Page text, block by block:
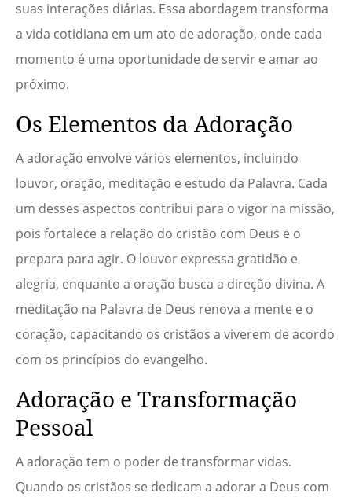
suas interações diárias. Essa abordagem transforma
a vida cotidiana em um ato de adoração, onde cada
momento é uma oportunidade de servir e amar ao
próximo.
Os Elementos da Adoração
A adoração envolve vários elementos, incluindo
louvor, oração, meditação e estudo da Palavra. Cada
um desses aspectos contribui para o vigor na missão,
pois fortalece a relação do cristão com Deus e o
prepara para agir. O louvor expressa gratidão e
alegria, enquanto a oração busca a direção divina. A
meditação na Palavra de Deus renova a mente e o
coração, capacitando os cristãos a viverem de acordo
com os princípios do evangelho.
Adoração e Transformação
Pessoal
A adoração tem o poder de transformar vidas.
Quando os cristãos se dedicam a adorar a Deus com